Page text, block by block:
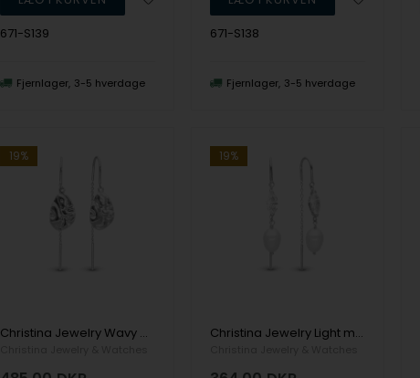
671-S139
Fjernlager 3-5 hverdage
671-S138
Fjernlager 3-5 hverdage
19%
Christina Jewelry Wavy Ørehænger
19%
Christina Jewelry Light me up Ørehænger